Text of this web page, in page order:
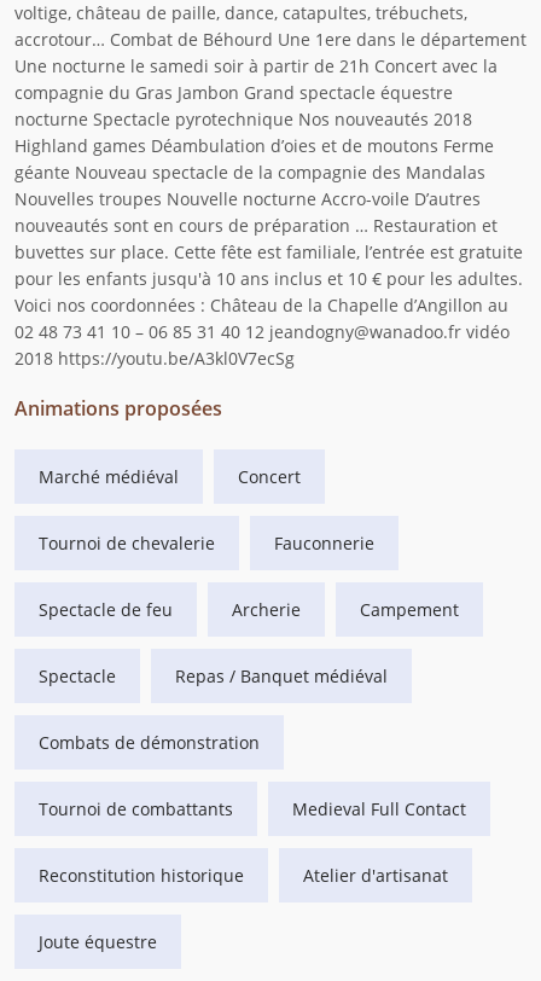
voltige, château de paille, dance, catapultes, trébuchets,
accrotour… Combat de Béhourd Une 1ere dans le département
Une nocturne le samedi soir à partir de 21h Concert avec la
compagnie du Gras Jambon Grand spectacle équestre
nocturne Spectacle pyrotechnique Nos nouveautés 2018
Highland games Déambulation d’oies et de moutons Ferme
géante Nouveau spectacle de la compagnie des Mandalas
Nouvelles troupes Nouvelle nocturne Accro-voile D’autres
nouveautés sont en cours de préparation … Restauration et
buvettes sur place. Cette fête est familiale, l’entrée est gratuite
pour les enfants jusqu'à 10 ans inclus et 10 € pour les adultes.
Voici nos coordonnées : Château de la Chapelle d’Angillon au
02 48 73 41 10 – 06 85 31 40 12 jeandogny@wanadoo.fr vidéo
2018 https://youtu.be/A3kl0V7ecSg
Animations proposées
Marché médiéval Concert
Tournoi de chevalerie Fauconnerie
Spectacle de feu Archerie Campement
Spectacle Repas / Banquet médiéval
Combats de démonstration
Tournoi de combattants Medieval Full Contact
Reconstitution historique Atelier d'artisanat
Joute équestre